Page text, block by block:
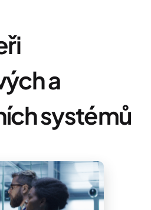
a
systémů